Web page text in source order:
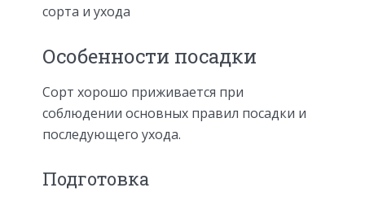
сорта и ухода
Особенности посадки
Сорт хорошо приживается при
соблюдении основных правил посадки и
последующего ухода.
Подготовка